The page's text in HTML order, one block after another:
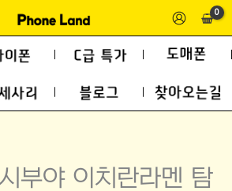
부야 이치란라멘 탐